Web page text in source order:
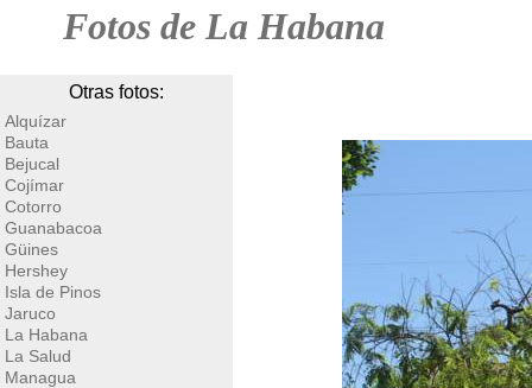
Fotos de La Habana
Otras fotos:
Alquízar
Bauta
Bejucal
Cojímar
Cotorro
Guanabacoa
Güines
Hershey
Isla de Pinos
Jaruco
La Habana
La Salud
Managua